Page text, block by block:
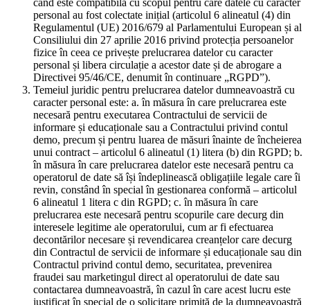
când este compatibilă cu scopul pentru care datele cu caracter
personal au fost colectate inițial (articolul 6 alineatul (4) din
Regulamentul (UE) 2016/679 al Parlamentului European și al
Consiliului din 27 aprilie 2016 privind protecția persoanelor
fizice în ceea ce privește prelucrarea datelor cu caracter
personal și libera circulație a acestor date și de abrogare a
Directivei 95/46/CE, denumit în continuare „RGPD”).
Temeiul juridic pentru prelucrarea datelor dumneavoastră cu
caracter personal este: a. în măsura în care prelucrarea este
necesară pentru executarea Contractului de servicii de
informare și educaționale sau a Contractului privind contul
demo, precum și pentru luarea de măsuri înainte de încheierea
unui contract – articolul 6 alineatul (1) litera (b) din RGPD; b.
în măsura în care prelucrarea datelor este necesară pentru ca
operatorul de date să își îndeplinească obligațiile legale care îi
revin, constând în special în gestionarea conformă – articolul
6 alineatul 1 litera c din RGPD; c. în măsura în care
prelucrarea este necesară pentru scopurile care decurg din
interesele legitime ale operatorului, cum ar fi efectuarea
decontărilor necesare și revendicarea creanțelor care decurg
din Contractul de servicii de informare și educaționale sau din
Contractul privind contul demo, securitatea, prevenirea
fraudei sau marketingul direct al operatorului de date sau
contactarea dumneavoastră, în cazul în care acest lucru este
justificat în special de o solicitare primită de la dumneavoastră